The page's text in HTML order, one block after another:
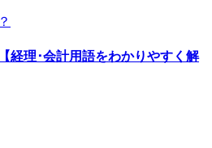
経理･会計用語をわかりやすく解